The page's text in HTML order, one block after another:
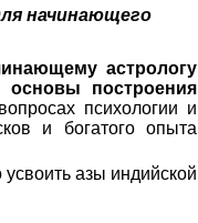
начинающего
астрологу
основы построения
психологии и
и богатого опыта
азы индийской